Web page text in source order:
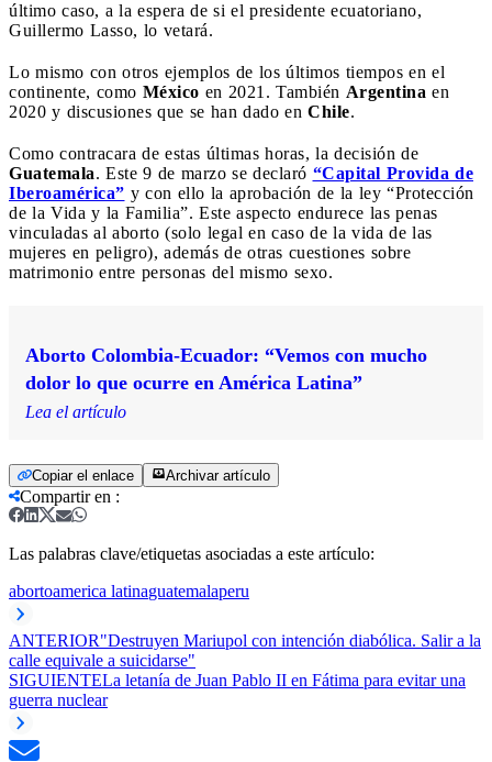
último caso, a la espera de si el presidente ecuatoriano,
Guillermo Lasso, lo vetará.
Lo mismo con otros ejemplos de los últimos tiempos en el
continente, como México en 2021. También Argentina en
2020 y discusiones que se han dado en Chile.
Como contracara de estas últimas horas, la decisión de
Guatemala. Este 9 de marzo se declaró “Capital Provida de
Iberoamérica” y con ello la aprobación de la ley “Protección
de la Vida y la Familia”. Este aspecto endurece las penas
vinculadas al aborto (solo legal en caso de la vida de las
mujeres en peligro), además de otras cuestiones sobre
matrimonio entre personas del mismo sexo.
Aborto Colombia-Ecuador: “Vemos con mucho
dolor lo que ocurre en América Latina”
Lea el artículo
Copiar el enlace Archivar artículo
Compartir en :
Las palabras clave/etiquetas asociadas a este artículo:
abortoamerica latinaguatemalaperu
ANTERIOR"Destruyen Mariupol con intención diabólica. Salir a la
calle equivale a suicidarse"
SIGUIENTELa letanía de Juan Pablo II en Fátima para evitar una
guerra nuclear